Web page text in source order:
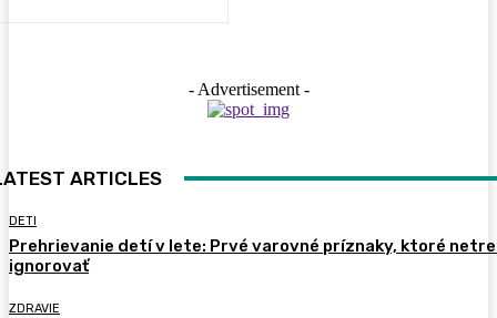
- Advertisement -
ARTICLES
DETI
Prehrievanie detí v lete: Prvé varovné príznaky, ktoré
ignorovať
ZDRAVIE